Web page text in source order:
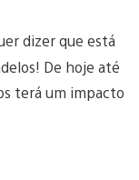
dizer que está
De hoje até
terá um impacto